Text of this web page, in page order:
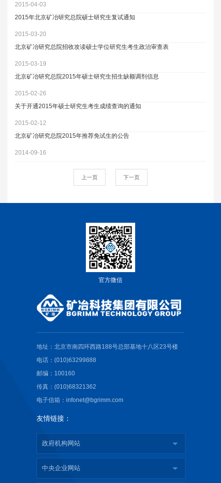
2015-04-03
2015年北京矿冶研究总院硕士研究生复试通知
2015-03-20
北京矿冶研究总院招收攻读硕士学位研究生考生政治审查表
2015-03-19
北京矿冶研究总院2015年硕士研究生招生缺额调剂信息
2015-02-26
关于开通2015年硕士研究生考生成绩查询的通知
2015-02-12
北京矿冶研究总院2015年推荐免试生的公告
2014-09-16
上一页 下一页
官方微信
地址：北京市南四环西路188号总部基地十八区23号楼
电话：(010)63299888
邮编：100160
传真：(010)68321362
电子信箱：infonet@bgrimm.com
友情链接：
政府机构网站
中央企业网站